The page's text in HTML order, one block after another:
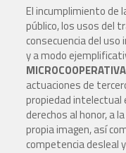
El incumplimiento de
público, los usos del
consecuencia del
y a modo
MICROCOOPERATIVA
actuaciones de
propiedad
derechos al honor, a
propia imagen, así
competencia desleal